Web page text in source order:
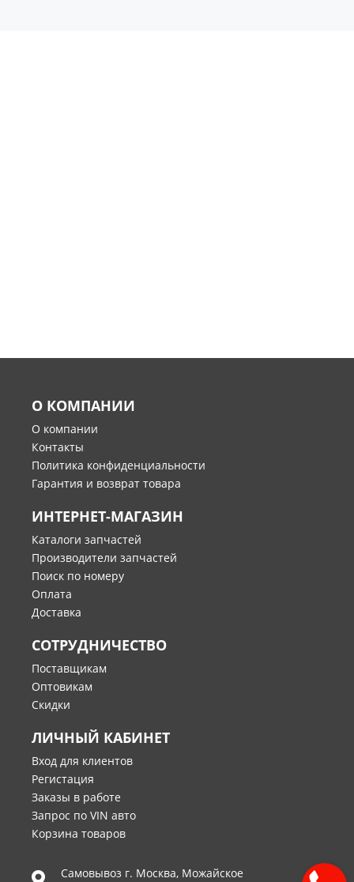
О КОМПАНИИ
О компании
Контакты
Политика конфиденциальности
Гарантия и возврат товара
ИНТЕРНЕТ-МАГАЗИН
Каталоги запчастей
Производители запчастей
Поиск по номеру
Оплата
Доставка
СОТРУДНИЧЕСТВО
Поставщикам
Оптовикам
Скидки
ЛИЧНЫЙ КАБИНЕТ
Вход для клиентов
Регистация
Заказы в работе
Запрос по VIN авто
Корзина товаров
Самовывоз г. Москва, Можайское